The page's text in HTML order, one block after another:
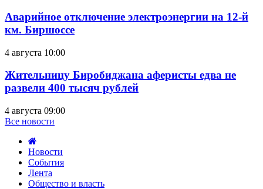
Аварийное отключение электроэнергии на 12-й
км. Биршоссе
4 августа 10:00
Жительницу Биробиджана аферисты едва не
развели 400 тысяч рублей
4 августа 09:00
Все новости
Новости
События
Лента
Общество и власть